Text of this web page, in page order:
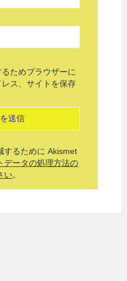
ためブラウザーに
ス、サイトを保存
するために Akismet
データの処理方法の
い。